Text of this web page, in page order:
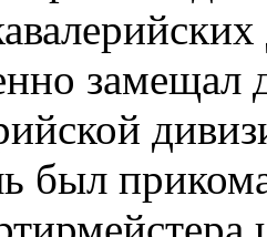
замещал
был